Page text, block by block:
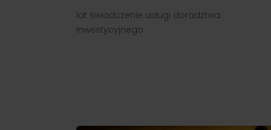
lat świadczenie usługi doradztwa
inwestycyjnego